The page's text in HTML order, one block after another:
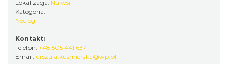
Lokalizacja: Na wsi
Kategoria:
Noclegi
Kontakt:
Telefon: +48 505 441 637
Email: urszula.kusmierska@wp.pl